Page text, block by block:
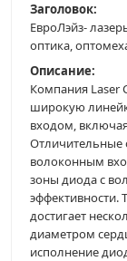
Заголовок:
ЕвроЛэйз-
оптика,
Описание:
Компания Laser
широкую
входом,
Отличительные
волоконным
зоны диода с
эффективности.
достигает
диаметром
исполнение